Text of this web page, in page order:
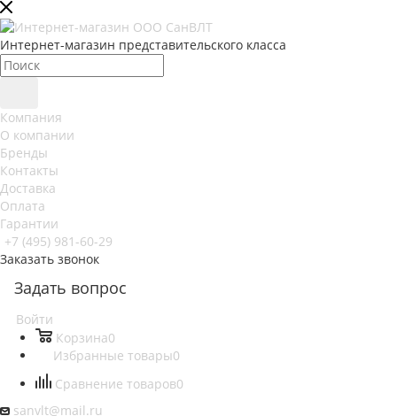
Интернет-магазин представительского класса
Компания
О компании
Бренды
Контакты
Доставка
Оплата
Гарантии
+7 (495) 981-60-29
Заказать звонок
Задать вопрос
Войти
Корзина0
Избранные товары0
Сравнение товаров0
sanvlt@mail.ru